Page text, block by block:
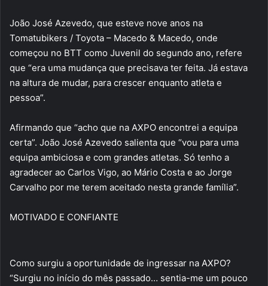
João José Azevedo, que esteve nove anos na
Tomatubikers / Toyota – Macedo & Macedo, onde
começou no BTT como Juvenil do segundo ano, refere
que “era uma mudança que precisava ter feita. Já estava
na altura de mudar, para crescer enquanto atleta e
pessoa”.
Afirmando que “acho que na AXPO encontrei a equipa
certa”. João José Azevedo salienta que “vou para uma
equipa ambiciosa e com grandes atletas. Só tenho a
agradecer ao Carlos Vigo, ao Mário Costa e ao Jorge
Carvalho por me terem aceitado nesta grande família”.
MOTIVADO E CONFIANTE
Como surgiu a oportunidade de ingressar na AXPO?
“Surgiu no início do mês passado… sentia-me um pouco